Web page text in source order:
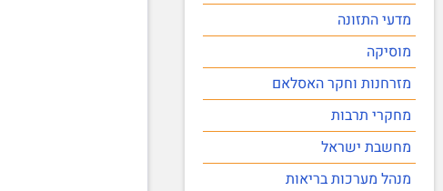
מדעי התזונה
מוסיקה
מזרחנות וחקר האסלאם
מחקרי תרבות
מחשבת ישראל
מנהל מערכות בריאות